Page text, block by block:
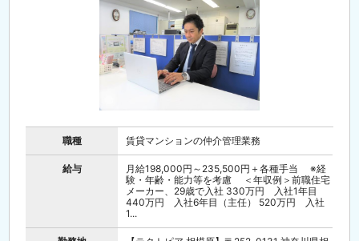
職種 賃貸マンションの仲介管理業務
給与
月給198,000円～235,500円＋各種手当 ※経
験・年齢・能力等を考慮 ＜年収例＞前職住宅
メーカー、29歳で入社 330万円 入社1年目
440万円 入社6年目（主任） 520万円 入社
1...